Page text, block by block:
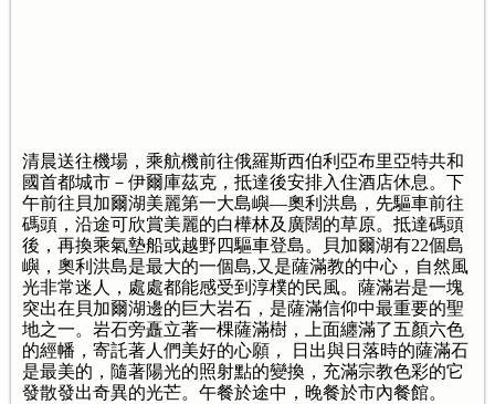
清晨送往機場，乘航機前往俄羅斯西伯利亞布里亞特共和
國首都城市－伊爾庫茲克，抵達後安排入住酒店休息。下
午前往貝加爾湖美麗第一大島嶼—奧利洪島，先驅車前往
碼頭，沿途可欣賞美麗的白樺林及廣闊的草原。抵達碼頭
後，再換乘氣墊船或越野四驅車登島。貝加爾湖有22個島
嶼，奧利洪島是最大的一個島,又是薩滿教的中心，自然風
光非常迷人，處處都能感受到淳樸的民風。薩滿岩是一塊
突出在貝加爾湖邊的巨大岩石，是薩滿信仰中最重要的聖
地之一。岩石旁矗立著一棵薩滿樹，上面纏滿了五顏六色
的經幡，寄託著人們美好的心願， 日出與日落時的薩滿石
是最美的，隨著陽光的照射點的變換，充滿宗教色彩的它
發散發出奇異的光芒。午餐於途中，晚餐於市內餐館。